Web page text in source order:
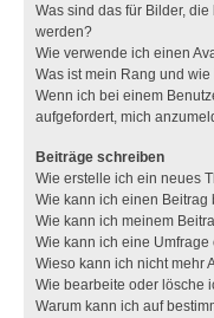
Was sind das für Bilder,
werden?
Wie verwende ich einen
Was ist mein Rang und
Wenn ich bei einem
aufgefordert, mich
Beiträge schreiben
Wie erstelle ich ein neues
Wie kann ich einen
Wie kann ich meinem
Wie kann ich eine Umfrage
Wieso kann ich nicht mehr
Wie bearbeite oder lösche
Warum kann ich auf